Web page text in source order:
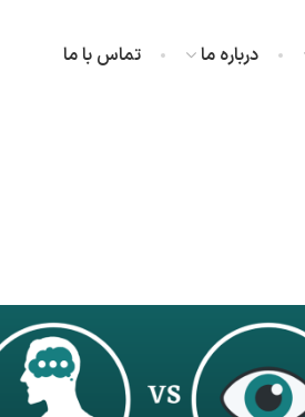
درباره ما تماس با ما